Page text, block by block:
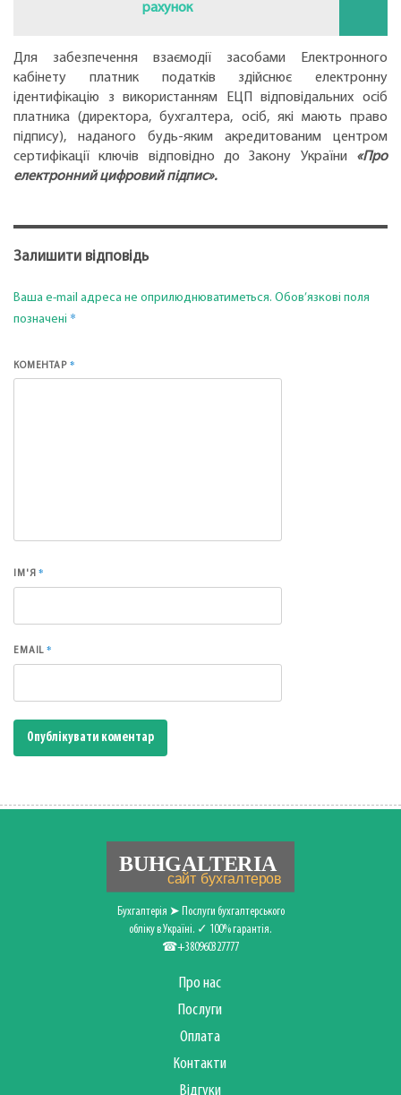
рахунок
Для забезпечення взаємодії засобами Електронного
кабінету платник податків здійснює електронну
ідентифікацію з використанням ЕЦП відповідальних осіб
платника (директора, бухгалтера, осіб, які мають право
підпису), наданого будь-яким акредитованим центром
сертифікації ключів відповідно до Закону України «Про
електронний цифровий підпис».
Залишити відповідь
Ваша e-mail адреса не оприлюднюватиметься. Обов’язкові поля
позначені *
КОМЕНТАР *
ІМ'Я*
EMAIL*
Бухгалтерія ➤ Послуги бухгалтерського
обліку в Україні. ✓ 100% гарантія.
☎+380960327777
Про нас
Послуги
Оплата
Контакти
Відгуки